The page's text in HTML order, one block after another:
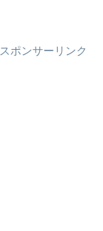
スポンサーリンク